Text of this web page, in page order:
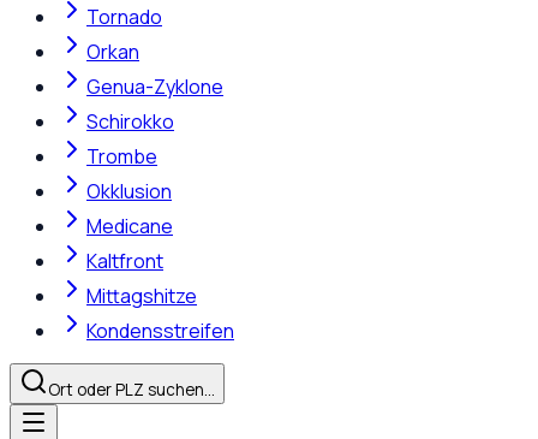
Tornado
Orkan
Genua-Zyklone
Schirokko
Trombe
Okklusion
Medicane
Kaltfront
Mittagshitze
Kondensstreifen
Ort oder PLZ suchen…